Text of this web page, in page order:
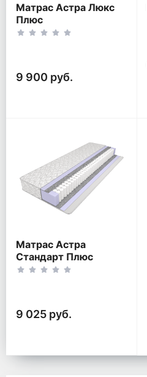
Матрас Астра Люкс
Плюс
9 900 руб.
Матрас Астра
Стандарт Плюс
9 025 руб.